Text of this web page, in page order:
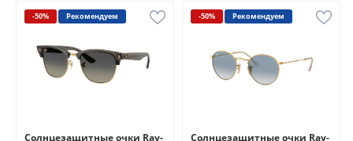
-50% Рекомендуем
Солнцезащитные очки Ray-
-50% Рекомендуем
Солнцезащитные очки Ray-